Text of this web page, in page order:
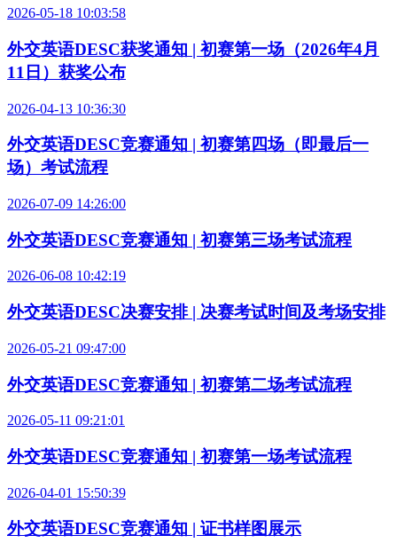
2026-05-18 10:03:58
外交英语DESC获奖通知 | 初赛第一场（2026年4月
11日）获奖公布
2026-04-13 10:36:30
外交英语DESC竞赛通知 | 初赛第四场（即最后一
场）考试流程
2026-07-09 14:26:00
外交英语DESC竞赛通知 | 初赛第三场考试流程
2026-06-08 10:42:19
外交英语DESC决赛安排 | 决赛考试时间及考场安排
2026-05-21 09:47:00
外交英语DESC竞赛通知 | 初赛第二场考试流程
2026-05-11 09:21:01
外交英语DESC竞赛通知 | 初赛第一场考试流程
2026-04-01 15:50:39
外交英语DESC竞赛通知 | 证书样图展示